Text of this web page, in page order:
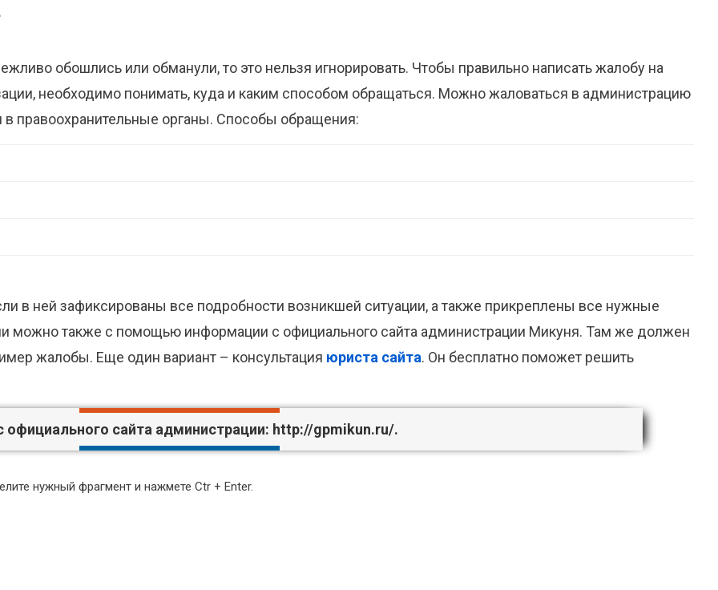
обошлись или обманули, то это нельзя игнорировать. Чтобы правильно написать жалобу на
необходимо понимать, куда и каким способом обращаться. Можно жаловаться в администрацию
правоохранительные органы. Способы обращения:
в ней зафиксированы все подробности возникшей ситуации, а также прикреплены все нужные
можно также с помощью информации с официального сайта администрации Микуня. Там же должен
жалобы. Еще один вариант – консультация юриста сайта. Он бесплатно поможет решить
официального сайта администрации: http://gpmikun.ru/.
нужный фрагмент и нажмете Ctr + Enter.